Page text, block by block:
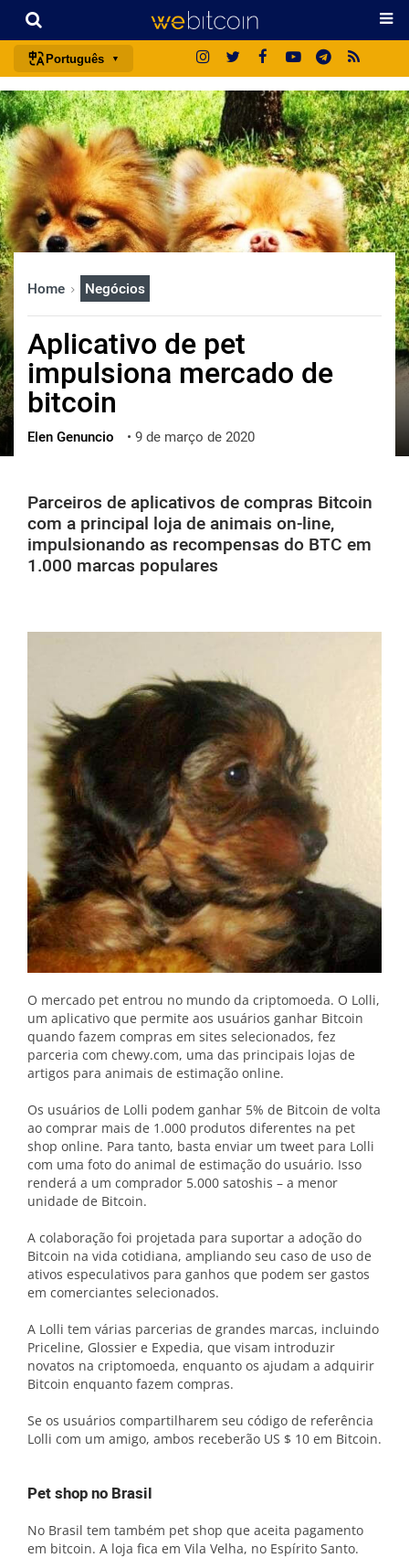
Português
português (BR)
english
español
français
italiano
deutsch
中文
한국어
العربية
ไทย
ქართული
vietnamese
Home Negócios
Aplicativo de pet
impulsiona mercado de
bitcoin
Elen Genuncio • 9 de março de 2020
Parceiros de aplicativos de compras Bitcoin
com a principal loja de animais on-line,
impulsionando as recompensas do BTC em
1.000 marcas populares
O mercado pet entrou no mundo da criptomoeda. O Lolli,
um aplicativo que permite aos usuários ganhar Bitcoin
quando fazem compras em sites selecionados, fez
parceria com chewy.com, uma das principais lojas de
artigos para animais de estimação online.
Os usuários de Lolli podem ganhar 5% de Bitcoin de volta
ao comprar mais de 1.000 produtos diferentes na pet
shop online. Para tanto, basta enviar um tweet para Lolli
com uma foto do animal de estimação do usuário. Isso
renderá a um comprador 5.000 satoshis – a menor
unidade de Bitcoin.
A colaboração foi projetada para suportar a adoção do
Bitcoin na vida cotidiana, ampliando seu caso de uso de
ativos especulativos para ganhos que podem ser gastos
em comerciantes selecionados.
A Lolli tem várias parcerias de grandes marcas, incluindo
Priceline, Glossier e Expedia, que visam introduzir
novatos na criptomoeda, enquanto os ajudam a adquirir
Bitcoin enquanto fazem compras.
Se os usuários compartilharem seu código de referência
Lolli com um amigo, ambos receberão US $ 10 em Bitcoin.
Pet shop no Brasil
No Brasil tem também pet shop que aceita pagamento
em bitcoin. A loja fica em Vila Velha, no Espírito Santo.